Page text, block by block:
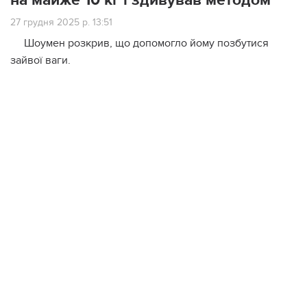
27 грудня 2025 р. 13:51
Шоумен розкрив, що допомогло йому позбутися
зайвої ваги.